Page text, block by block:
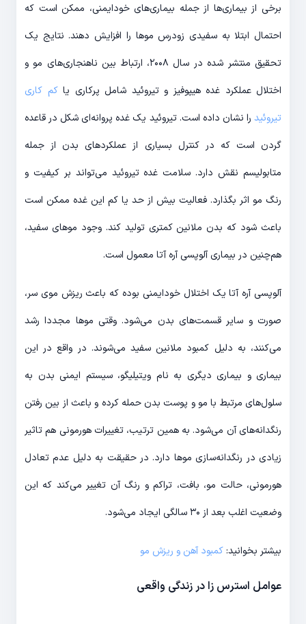
برخی از بیماری‌ها از جمله بیماری‌های خودایمنی، ممکن است که
احتمال ابتلا به سفیدی زودرس موها را افزایش دهند. نتایج یک
تحقیق منتشر شده در سال ۲۰۰۸، ارتباط بین ناهنجاری‌های مو و
اختلال عملکرد غده هیپوفیز و تیروئید شامل پرکاری یاکم کاری
تیروئید را نشان داده است. تیروئید یک غده پروانه‌ای شکل در قاعده
گردن است که در کنترل بسیاری از عملکردهای بدن از جمله
متابولیسم نقش دارد. سلامت غده تیروئید می‌تواند بر کیفیت و
رنگ مو اثر بگذارد. فعالیت بیش از حد یا کم این غده ممکن است
باعث شود که بدن ملانین کمتری تولید کند. وجود موهای سفید،
هم‌چنین در بیماری آلوپسی آره آتا معمول است.
آلوپسی آره آتا یک اختلال خودایمنی بوده که باعث ریزش موی سر،
صورت و سایر قسمت‌های بدن می‌شود. وقتی موها مجددا رشد
می‌کنند، به دلیل کمبود ملانین سفید می‌شوند. در واقع در این
بیماری و بیماری دیگری به نام ویتیلیگو، سیستم ایمنی بدن به
سلول‌های مرتبط با مو و پوست بدن حمله کرده و باعث از بین رفتن
رنگدانه‌های آن می‌شود. به همین ترتیب، تغییرات هورمونی هم تاثیر
زیادی در رنگدانه‌سازی موها دارد. در حقیقت به دلیل عدم تعادل
هورمونی، حالت مو، بافت، تراکم و رنگ آن تغییر می‌کند که این
وضعیت اغلب بعد از ۳۰ سالگی ایجاد می‌شود.
بیشتر بخوانید:کمبود آهن و ریزش مو
عوامل استرس‌ زا در زندگی واقعی